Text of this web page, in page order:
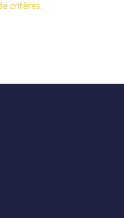
critères.